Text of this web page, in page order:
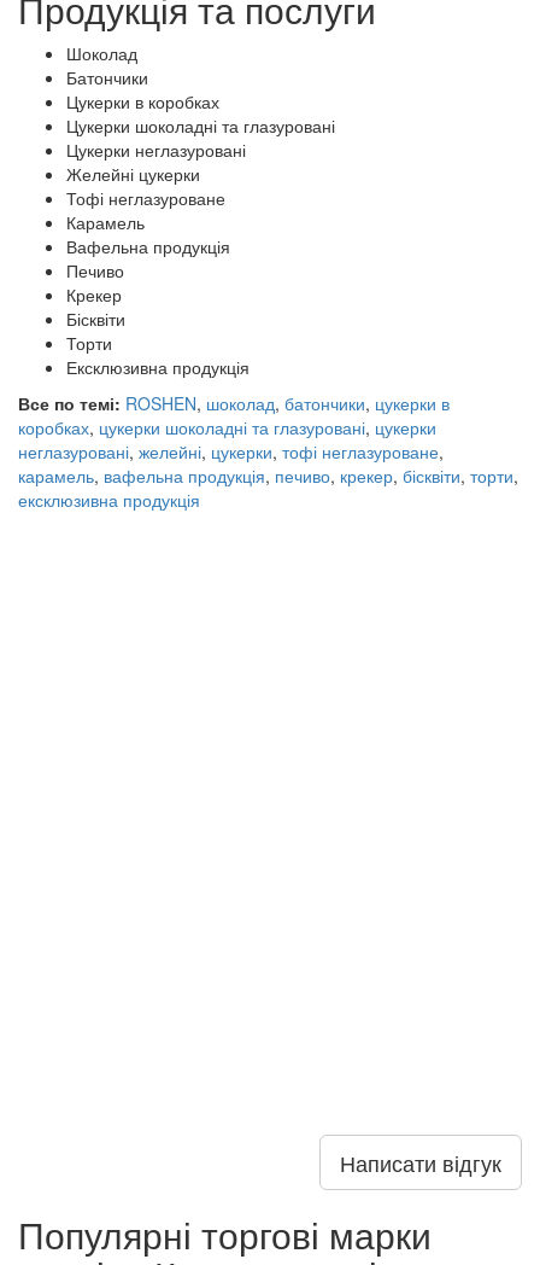
Шоколад
Батончики
Цукерки в коробках
Цукерки шоколадні та глазуровані
Цукерки неглазуровані
Желейні цукерки
Тофі неглазуроване
Карамель
Вафельна продукція
Печиво
Крекер
Бісквіти
Торти
Ексклюзивна продукція
Все по темі: ROSHEN, шоколад, батончики, цукерки в
коробках, цукерки шоколадні та глазуровані, цукерки
неглазуровані, желейні, цукерки, тофі неглазуроване,
карамель, вафельна продукція, печиво, крекер, бісквіти, торти,
ексклюзивна продукція
Написати відгук
Популярні торгові марки